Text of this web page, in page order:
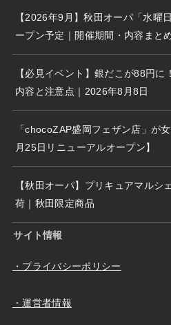
【2026年9月】秋田オーパ「水曜
ープン予定｜開催期間・内容まと
【必見イベント】銀だこが88円
内容と注意点｜2026年8月8日
「chocoZAP盛岡フェザン店」が
月25日リニューアルオープン】
【秋田オーパ】プリキュアマルシ
荷｜秋田限定商品
サイト情報
・プライバシーポリシー
・運営者情報